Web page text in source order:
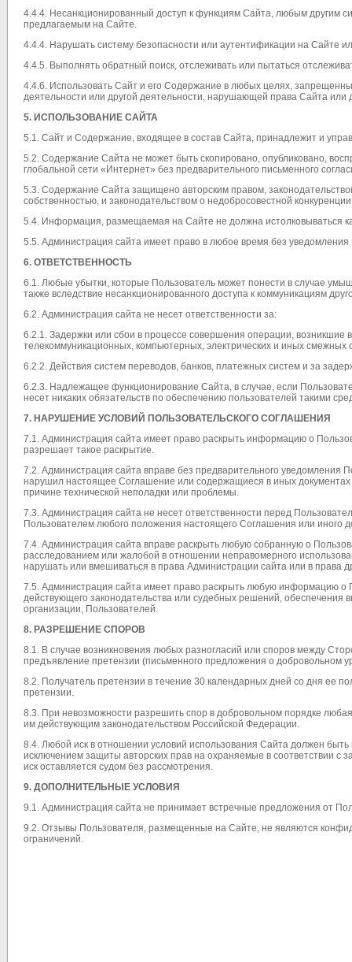
4.4.4. Несанкционированный доступ к функциям Сайта, любым другим
предлагаемым на Сайте.
4.4.4. Нарушать систему безопасности или аутентификации на Сайте
4.4.5. Выполнять обратный поиск, отслеживать или пытаться
4.4.6. Использовать Сайт и его Содержание в любых целях,
деятельности или другой деятельности, нарушающей права Сайта или
5. ИСПОЛЬЗОВАНИЕ САЙТА
5.1. Сайт и Содержание, входящее в состав Сайта, принадлежит и
5.2. Содержание Сайта не может быть скопировано, опубликовано,
глобальной сети «Интернет» без предварительного письменного
5.3. Содержание Сайта защищено авторским правом,
собственностью, и законодательством о недобросовестной
5.4. Информация, размещаемая на Сайте не должна истолковываться
5.5. Администрация сайта имеет право в любое время без
6. ОТВЕТСТВЕННОСТЬ
6.1. Любые убытки, которые Пользователь может понести в случае
также вследствие несанкционированного доступа к коммуникациям
6.2. Администрация сайта не несет ответственности за:
6.2.1. Задержки или сбои в процессе совершения операции, возникшие
телекоммуникационных, компьютерных, электрических и иных смежных
6.2.2. Действия систем переводов, банков, платежных систем и за
6.2.3. Надлежащее функционирование Сайта, в случае, если
несет никаких обязательств по обеспечению пользователей такими
7. НАРУШЕНИЕ УСЛОВИЙ ПОЛЬЗОВАТЕЛЬСКОГО СОГЛАШЕНИЯ
7.1. Администрация сайта имеет право раскрыть информацию о
разрешает такое раскрытие.
7.2. Администрация сайта вправе без предварительного уведомления
нарушил настоящее Соглашение или содержащиеся в иных
причине технической неполадки или проблемы.
7.3. Администрация сайта не несет ответственности перед
Пользователем любого положения настоящего Соглашения или иного
7.4. Администрация сайта вправе раскрыть любую собранную о
расследованием или жалобой в отношении неправомерного
нарушать или вмешиваться в права Администрации сайта или в права
7.5. Администрация сайта имеет право раскрыть любую информацию
действующего законодательства или судебных решений,
организации, Пользователей.
8. РАЗРЕШЕНИЕ СПОРОВ
8.1. В случае возникновения любых разногласий или споров между
предъявление претензии (письменного предложения о добровольном
8.2. Получатель претензии в течение 30 календарных дней со дня ее
претензии.
8.3. При невозможности разрешить спор в добровольном порядке
им действующим законодательством Российской Федерации.
8.4. Любой иск в отношении условий использования Сайта должен
исключением защиты авторских прав на охраняемые в соответствии
иск оставляется судом без рассмотрения.
9. ДОПОЛНИТЕЛЬНЫЕ УСЛОВИЯ
9.1. Администрация сайта не принимает встречные предложения от
9.2. Отзывы Пользователя, размещенные на Сайте, не являются
ограничений.